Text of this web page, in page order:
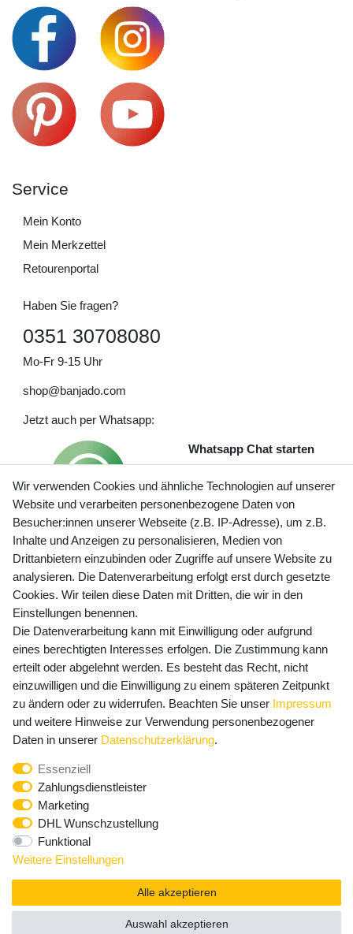
Service
Mein Konto
Mein Merkzettel
Retourenportal
Haben Sie fragen?
0351 30708080
Mo-Fr 9-15 Uhr
shop@banjado.com
Jetzt auch per Whatsapp:
Whatsapp Chat starten
Preisangaben inkl. gesetzl. MwSt. und zzgl. Service- und
Versandkosten
Newsletter Anmeldung - Keine Angebote
mehr verpassen!
E-MAIL **
Newsletter
Honig
Hiermit bestätige ich, dass ich dieDaten­schutz­erklärung
widerrufen.**
Abonnieren
** Hierbei handelt es sich um ein Pflichtfeld.
Wir verwenden Cookies und ähnliche Technologien auf unserer
Website und verarbeiten personenbezogene Daten von
Besucher:innen unserer Webseite (z.B. IP-Adresse), um z.B.
Inhalte und Anzeigen zu personalisieren, Medien von
Drittanbietern einzubinden oder Zugriffe auf unsere Website zu
analysieren. Die Datenverarbeitung erfolgt erst durch gesetzte
Cookies. Wir teilen diese Daten mit Dritten, die wir in den
Einstellungen benennen.
Die Datenverarbeitung kann mit Einwilligung oder aufgrund
eines berechtigten Interesses erfolgen. Die Zustimmung kann
erteilt oder abgelehnt werden. Es besteht das Recht, nicht
einzuwilligen und die Einwilligung zu einem späteren Zeitpunkt
zu ändern oder zu widerrufen. Beachten Sie unser Impressum
und weitere Hinweise zur Verwendung personenbezogener
Daten in unserer Daten­schutz­erklärung.
Essenziell
Zahlungsdienstleister
Marketing
DHL Wunschzustellung
Funktional
Weitere Einstellungen
Alle akzeptieren
Auswahl akzeptieren